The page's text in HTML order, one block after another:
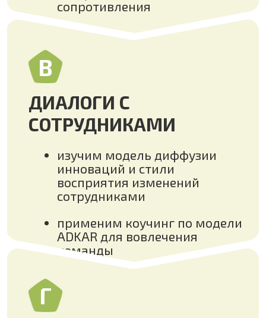
КОММУНИКАЦИЯ С
создадим разделяемое
сотрудниками понимание
мотивирующие
формулировки
применим техники обратной
связи для контакта с
командой
ПРОЕКТНЫЙ ПОДХОД К
ВНЕДРЕНИЮ
ИЗМЕНЕНИЙ
создадим матрицу
компромиссов для